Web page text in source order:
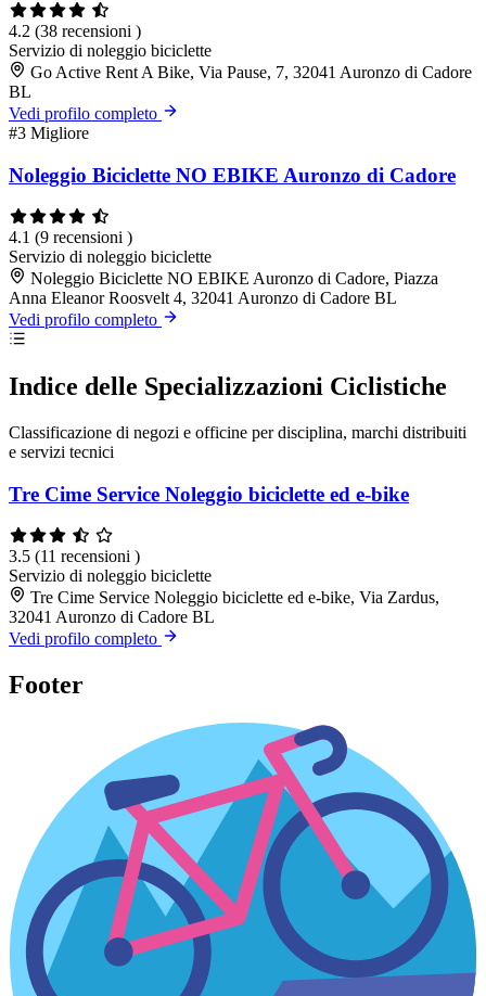
4.2 (38 recensioni )
Servizio di noleggio biciclette
Go Active Rent A Bike, Via Pause, 7, 32041 Auronzo di Cadore
BL
Vedi profilo completo
#3 Migliore
Noleggio Biciclette NO EBIKE Auronzo di Cadore
4.1 (9 recensioni )
Servizio di noleggio biciclette
Noleggio Biciclette NO EBIKE Auronzo di Cadore, Piazza
Anna Eleanor Roosvelt 4, 32041 Auronzo di Cadore BL
Vedi profilo completo
Indice delle Specializzazioni Ciclistiche
Classificazione di negozi e officine per disciplina, marchi distribuiti
e servizi tecnici
Tre Cime Service Noleggio biciclette ed e-bike
3.5 (11 recensioni )
Servizio di noleggio biciclette
Tre Cime Service Noleggio biciclette ed e-bike, Via Zardus,
32041 Auronzo di Cadore BL
Vedi profilo completo
Footer